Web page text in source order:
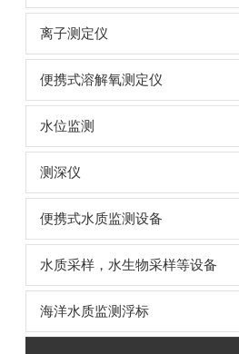
离子测定仪
便携式溶解氧测定仪
水位监测
测深仪
便携式水质监测设备
水质采样，水生物采样等设备
海洋水质监测浮标